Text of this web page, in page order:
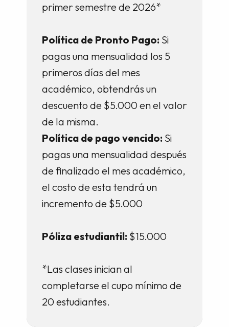
primer semestre de 2026*
Política de Pronto Pago: Si
pagas una mensualidad los 5
primeros días del mes
académico, obtendrás un
descuento de $5.000 en el valor
de la misma.
Política de pago vencido: Si
pagas una mensualidad después
de finalizado el mes académico,
el costo de esta tendrá un
incremento de $5.000
Póliza estudiantil: $15.000
*Las clases inician al
completarse el cupo mínimo de
20 estudiantes.